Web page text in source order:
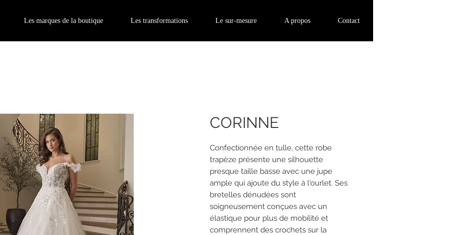
Les marques de la boutique Les transformations Le sur-mesure A propos Contact
CORINNE
Confectionnée en tulle, cette robe
trapèze présente une silhouette
presque taille basse avec une jupe
ample qui ajoute du style à l'ourlet. Ses
bretelles dénudées sont
soigneusement conçues avec un
élastique pour plus de mobilité et
comprennent des crochets sur la